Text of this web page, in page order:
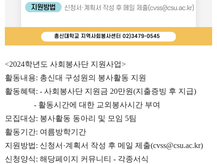
<2024학년도 사회봉사단 지원사업>
활동내용: 총신대 구성원의 봉사활동 지원
활동혜택: - 사회봉사단 지원금 20만원(지출증빙 후 지급)
- 활동시간에 대한 교외봉사시간 부여
모집대상: 봉사활동 동아리 및 모임 5팀
활동기간: 여름방학기간
지원방법: 신청서·계획서 작성 후 메일 제출(cvss@csu.ac.kr)
신청양식: 해당페이지 커뮤니티 - 각종서식